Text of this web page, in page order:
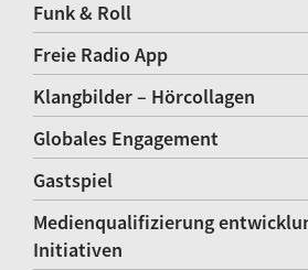
Funk & Roll
Freie Radio App
Klangbilder – Hörcollagen
Globales Engagement
Gastspiel
Medienqualifizierung
Initiativen